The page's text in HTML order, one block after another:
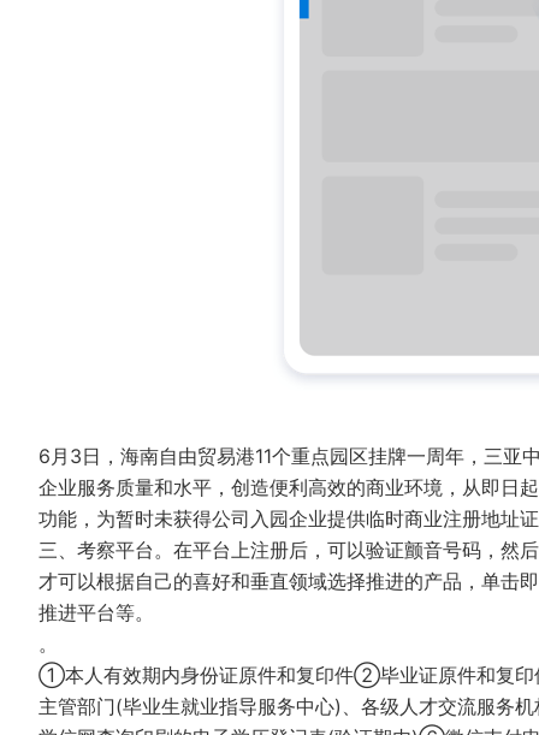
6月3日，海南自由贸易港11个重点园区挂牌一周年，三
企业服务质量和水平，创造便利高效的商业环境，从即日
功能，为暂时未获得公司入园企业提供临时商业注册地址
三、考察平台。在平台上注册后，可以验证颤音号码，然
才可以根据自己的喜好和垂直领域选择推进的产品，单击
推进平台等。
。
①本人有效期内身份证原件和复印件②毕业证原件和复
主管部门(毕业生就业指导服务中心)、各级人才交流服务